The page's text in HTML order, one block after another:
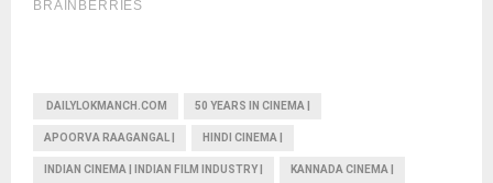
DAILYLOKMANCH.COM 50 YEARS IN CINEMA |
APOORVA RAAGANGAL | HINDI CINEMA |
INDIAN CINEMA | INDIAN FILM INDUSTRY | KANNADA CINEMA |